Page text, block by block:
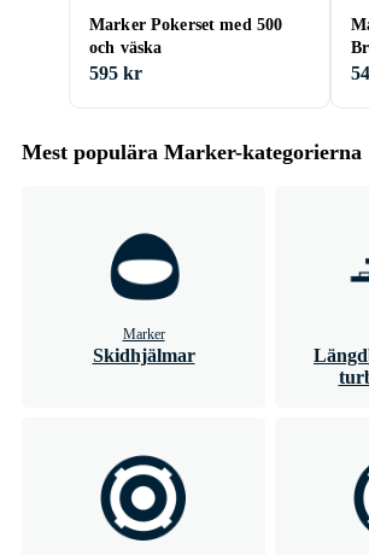
Marker Pokerset med 500
och väska
595 kr
Mest populära Marker-kategorierna
Marker
Skidhjälmar